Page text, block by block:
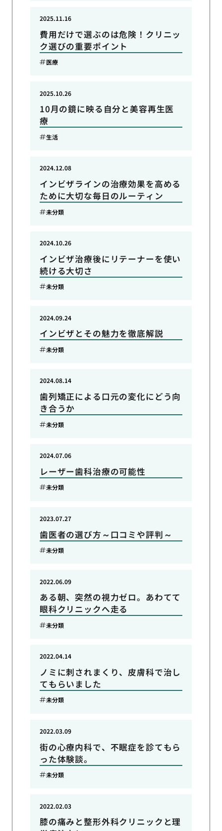
費用だけで選ぶのは危険！クリニッ
ク選びの重要ポイント
2025.11.16
医療
10月の鏡に映る自分と美容再生医
療
2025.10.26
生活
インビザラインの治療効果を高める
ために大切な毎日のルーティン
2024.12.08
未分類
インビザ治療後にリテーナーを使い
続ける大切さ
2024.10.26
未分類
インビザとその魅力を徹底解説
2024.09.24
未分類
歯列矯正による口元の変化にどう向
き合うか
2024.08.14
未分類
レーザー歯科治療の可能性
2024.07.06
未分類
歯医者の選び方～口コミや評判～
2023.07.27
未分類
ある朝、突然の視力ゼロ。あわてて
眼科クリニックへ走る
2022.06.09
未分類
ノミに刺されまくり、皮膚科で治し
てもらいました
2022.04.14
未分類
街の心療内科で、不眠症を診てもら
った体験談。
2022.03.09
未分類
膝の痛みと整形外科クリニックと理
2022.02.03